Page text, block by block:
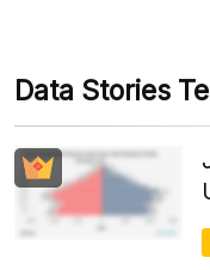
Data Stories